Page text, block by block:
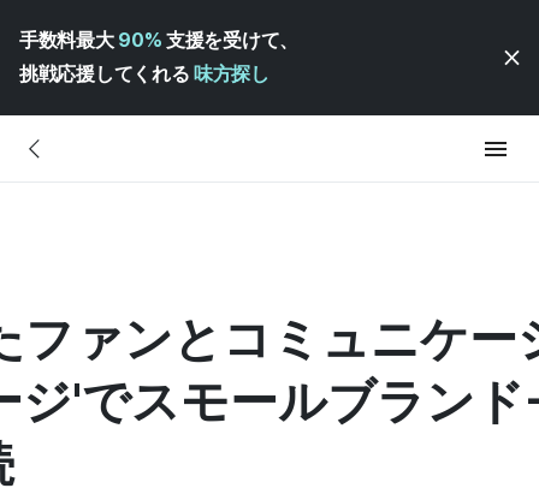
手数料最大 90% 支援を受けて、
挑戦応援してくれる 味方探し
ファンとコミュニケー
'でスモールブラン